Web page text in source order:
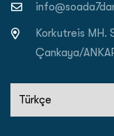
Korkutreis MH.
Çankaya/
Dil